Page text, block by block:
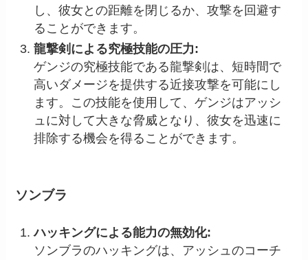
し、彼女との距離を閉じるか、攻撃を回避す
ることができます。
龍撃剣による究極技能の圧力:
ゲンジの究極技能である龍撃剣は、短時間で
高いダメージを提供する近接攻撃を可能にし
ます。この技能を使用して、ゲンジはアッシ
ュに対して大きな脅威となり、彼女を迅速に
排除する機会を得ることができます。
ソンブラ
ハッキングによる能力の無効化:
ソンブラのハッキングは、アッシュのコーチ